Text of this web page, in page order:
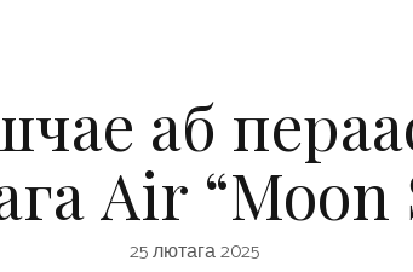
аб
Air “Moon
25 лютага 2025